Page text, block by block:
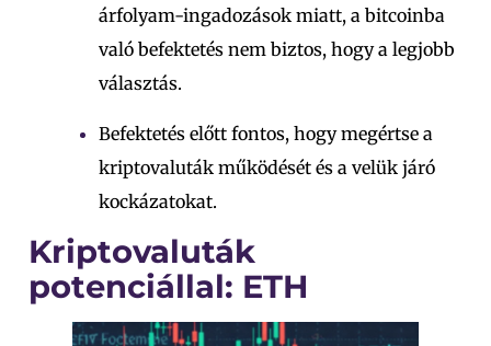
árfolyam-ingadozások miatt, a bitcoinba
való befektetés nem biztos, hogy a legjobb
választás.
Befektetés előtt fontos, hogy megértse a
kriptovaluták működését és a velük járó
kockázatokat.
Kriptovaluták
potenciállal: ETH